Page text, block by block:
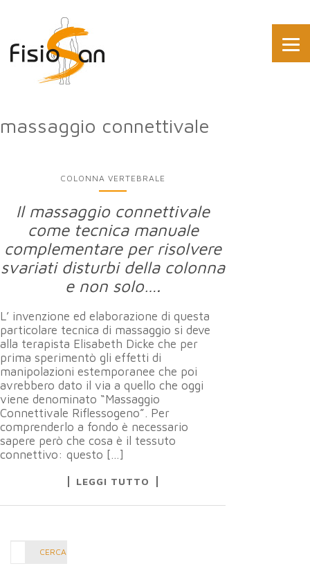
massaggio connettivale
COLONNA VERTEBRALE
Il massaggio connettivale
come tecnica manuale
complementare per risolvere
svariati disturbi della colonna
e non solo….
L’ invenzione ed elaborazione di questa
particolare tecnica di massaggio si deve
alla terapista Elisabeth Dicke che per
prima sperimentò gli effetti di
manipolazioni estemporanee che poi
avrebbero dato il via a quello che oggi
viene denominato “Massaggio
Connettivale Riflessogeno”. Per
comprenderlo a fondo è necessario
sapere però che cosa è il tessuto
connettivo: questo […]
LEGGI TUTTO
CERCA